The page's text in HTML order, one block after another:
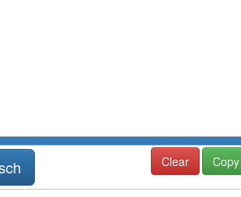
Clear Copy